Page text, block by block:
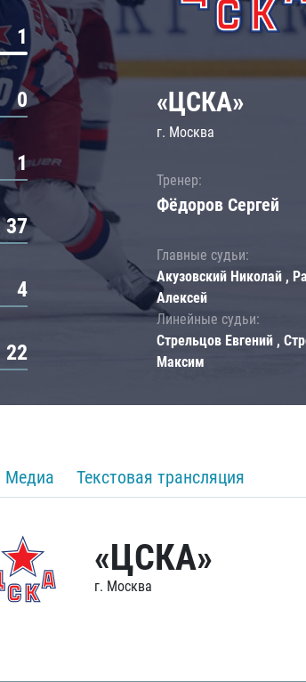
1
0
1
37
4
22
«ЦСКА»
г. Москва
Тренер:
Фёдоров Сергей
Главные судьи:
Акузовский Николай ,
Алексей
Линейные судьи:
Стрельцов Евгений ,
Максим
Медиа Текстовая трансляция
«ЦСКА»
г. Москва